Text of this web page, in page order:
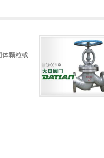
体颗粒或